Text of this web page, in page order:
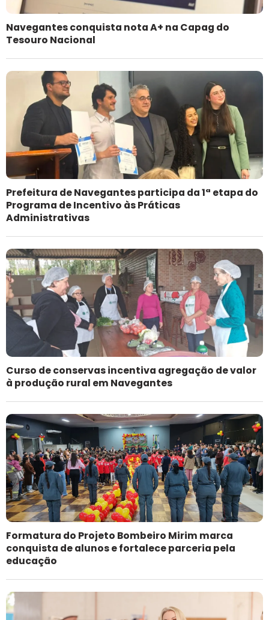
Navegantes conquista nota A+ na Capag do
Tesouro Nacional
Prefeitura de Navegantes participa da 1ª etapa do
Programa de Incentivo às Práticas
Administrativas
Curso de conservas incentiva agregação de valor
à produção rural em Navegantes
Formatura do Projeto Bombeiro Mirim marca
conquista de alunos e fortalece parceria pela
educação